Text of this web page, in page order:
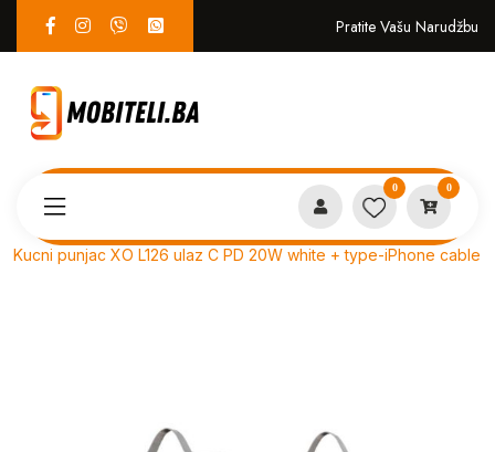
Pratite Vašu Narudžbu
0 0
Kucni punjac XO L126 ulaz C PD 20W white + type-iPhone cable